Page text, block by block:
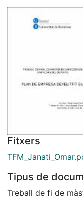
Fitxers
Tipus de
Treball de fi de